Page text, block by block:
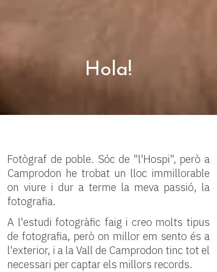
Hola!
Fotògraf de poble. Sóc de "l'Hospi", però a
Camprodon he trobat un lloc immillorable
on viure i dur a terme la meva passió, la
fotografia.
A l'estudi fotogràfic faig i creo molts tipus
de fotografia, però on millor em sento és a
l'exterior, i a la Vall de Camprodon tinc tot el
necessari per captar els millors records.